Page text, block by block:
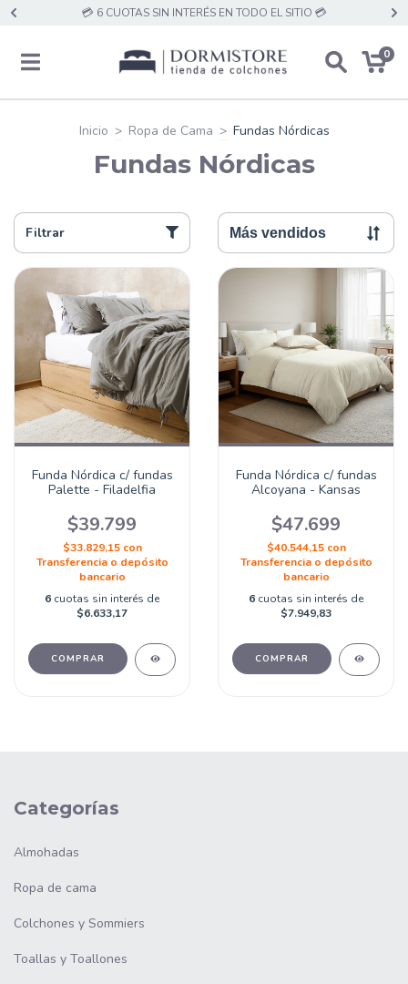
💳 6 CUOTAS SIN INTERÉS EN TODO EL SITIO 💳
0
Inicio > Ropa de Cama > Fundas Nórdicas
Fundas Nórdicas
Filtrar
Funda Nórdica c/ fundas
Palette - Filadelfia
$39.799
$33.829,15 con
Transferencia o depósito
bancario
6 cuotas sin interés de
$6.633,17
COMPRAR
Funda Nórdica c/ fundas
Alcoyana - Kansas
$47.699
$40.544,15 con
Transferencia o depósito
bancario
6 cuotas sin interés de
$7.949,83
COMPRAR
Categorías
Almohadas
Ropa de cama
Colchones y Sommiers
Toallas y Toallones